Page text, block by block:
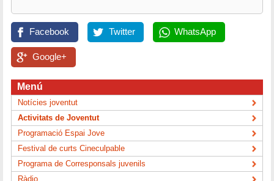
Facebook Twitter WhatsApp
Google+
Menú
Notícies joventut
Activitats de Joventut
Programació Espai Jove
Festival de curts Cineculpable
Programa de Corresponsals juvenils
Ràdio